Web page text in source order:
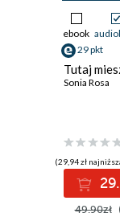
ebook
29 pkt
Tutaj
Sonia Rosa
(29,94 zł
49.90zł